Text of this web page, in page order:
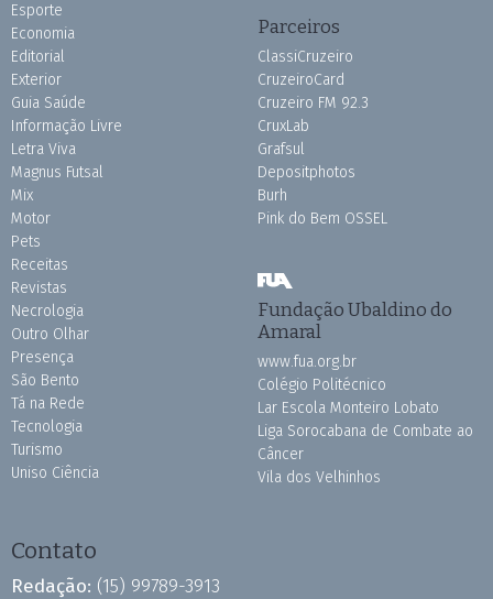
Esporte
Economia
Editorial
Exterior
Guia Saúde
Informação Livre
Letra Viva
Magnus Futsal
Mix
Motor
Pets
Receitas
Revistas
Necrologia
Outro Olhar
Presença
São Bento
Tá na Rede
Tecnologia
Turismo
Uniso Ciência
Parceiros
ClassiCruzeiro
CruzeiroCard
Cruzeiro FM 92.3
CruxLab
Grafsul
Depositphotos
Burh
Pink do Bem OSSEL
Fundação Ubaldino do
Amaral
www.fua.org.br
Colégio Politécnico
Lar Escola Monteiro Lobato
Liga Sorocabana de Combate ao
Câncer
Vila dos Velhinhos
Contato
Redação: (15) 99789-3913